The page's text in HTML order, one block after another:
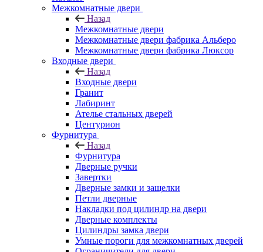
Межкомнатные двери
Назад
Межкомнатные двери
Межкомнатные двери фабрика Альберо
Межкомнатные двери фабрика Люксор
Входные двери
Назад
Входные двери
Гранит
Лабиринт
Ателье стальных дверей
Центурион
Фурнитура
Назад
Фурнитура
Дверные ручки
Завертки
Дверные замки и защелки
Петли дверные
Накладки под цилиндр на двери
Дверные комплекты
Цилиндры замка двери
Умные пороги для межкомнатных дверей